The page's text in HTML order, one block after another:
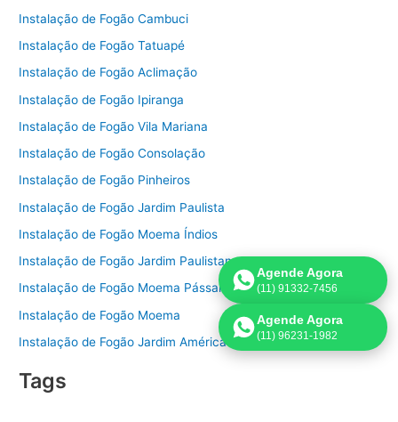
Instalação de Fogão Cambuci
Instalação de Fogão Tatuapé
Instalação de Fogão Aclimação
Instalação de Fogão Ipiranga
Instalação de Fogão Vila Mariana
Instalação de Fogão Consolação
Instalação de Fogão Pinheiros
Instalação de Fogão Jardim Paulista
Instalação de Fogão Moema Índios
Instalação de Fogão Jardim Paulistano
Instalação de Fogão Moema Pássaros
Instalação de Fogão Moema
Instalação de Fogão Jardim América
Tags
Agende Agora
(11) 91332-7456
Agende Agora
(11) 96231-1982